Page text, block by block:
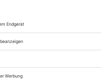
nun für sich. Der Bass-
Valery Gergiev sorgen für